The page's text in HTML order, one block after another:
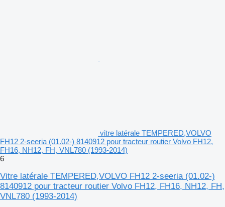
vitre latérale TEMPERED,VOLVO
FH12 2-seeria (01.02-) 8140912 pour tracteur routier Volvo FH12,
FH16, NH12, FH, VNL780 (1993-2014)
6
Vitre latérale TEMPERED,VOLVO FH12 2-seeria (01.02-)
8140912 pour tracteur routier Volvo FH12, FH16, NH12, FH,
VNL780 (1993-2014)